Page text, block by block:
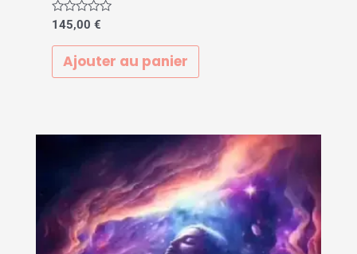
Note
sur
145,00€
Ajouter au panier